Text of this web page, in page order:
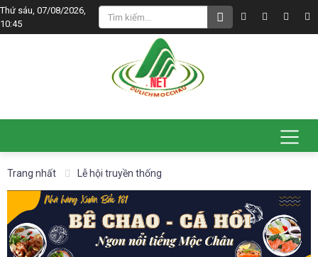
Thứ sáu, 07/08/2026,
10:45
Trang nhất Lễ hội truyền thống